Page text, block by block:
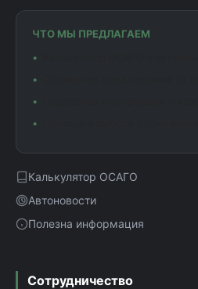
ЧТО МЫ ПРЕДЛАГАЕМ
Калькулятор ОСАГО
Автоновости
Полезна информация
Сотрудничество